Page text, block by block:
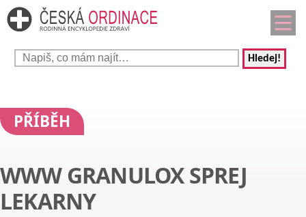
Hledej!
PŘÍBĚH
WWW GRANULOX SPREJ
LEKARNY